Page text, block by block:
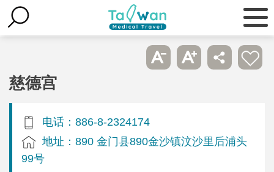
慈德宫
电话：886-8-2324174
地址：890 金门县890金沙镇汶沙里后浦头
99号